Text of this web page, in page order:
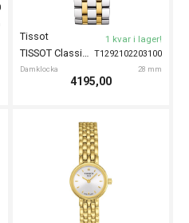
T1292102203100
Tissot
Damklocka 28 mm
TISSOT Classic Dream 28mm
1 kvar i lager!
4195,00